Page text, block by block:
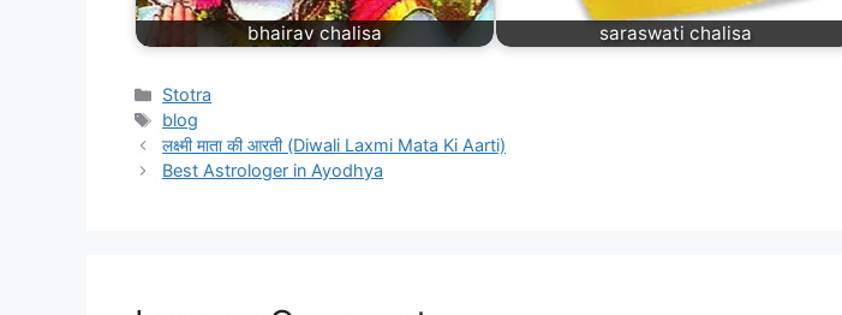
bhairav chalisa saraswati chalisa
Stotra
blog
लक्ष्मी माता की आरती (Diwali Laxmi Mata Ki Aarti)
Best Astrologer in Ayodhya